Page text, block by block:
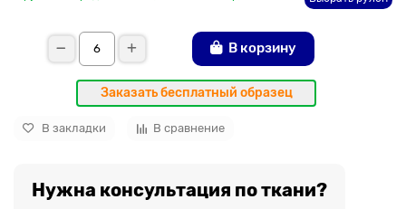
В корзину
Заказать бесплатный образец
В закладки В сравнение
Нужна консультация по ткани?